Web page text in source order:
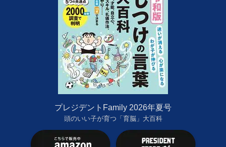
プレジデントFamily 2026年夏号
頭のいい子が育つ「育脳」大百科